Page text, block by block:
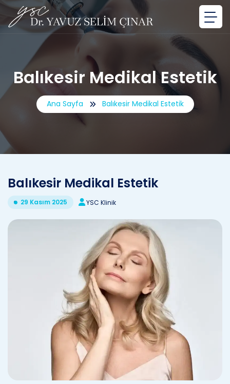
Balıkesir Medikal Estetik
Ana Sayfa Balıkesir Medikal Estetik
Balıkesir Medikal Estetik
29 Kasım 2025 YSC Klinik